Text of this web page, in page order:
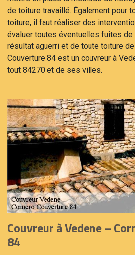
de toiture travaillé. Également pour
toiture, il faut réaliser des
évaluer toutes éventuelles fuites de
résultat aguerri et de toute toiture
Couverture 84 est un couvreur à
tout 84270 et de ses villes.
Couvreur à Vedene –
84